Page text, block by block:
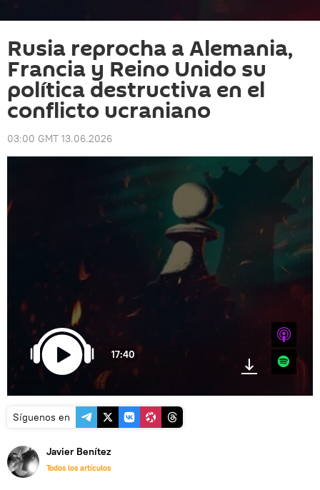
Rusia reprocha a Alemania,
Francia y Reino Unido su
política destructiva en el
conflicto ucraniano
03:00 GMT 13.06.2026
17:40 Spotify
Síguenos en
Javier Benítez
Todos los artículos